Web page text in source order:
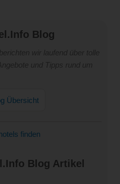
Blog
Übersicht
finden
Blog Artikel